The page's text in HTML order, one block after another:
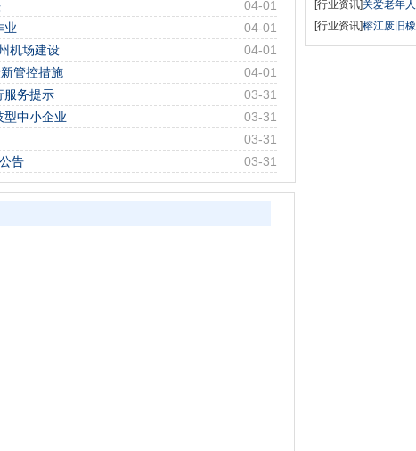
[行业资讯]关爱老年
[行业资讯]榕江废旧
04-01
04-01
业
04-01
机场建设
04-01
管控措施
03-31
服务提示
03-31
型中小企业
03-31
03-31
告